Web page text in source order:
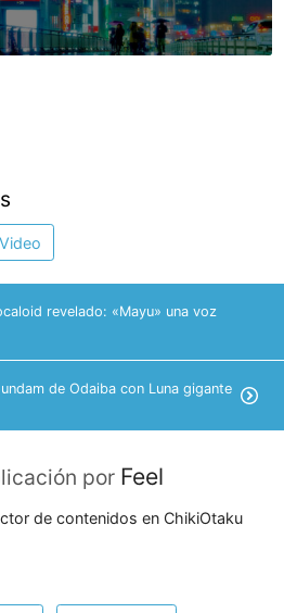
Video
revelado: «Mayu» una voz
de Odaiba con Luna gigante
por Feel
de contenidos en ChikiOtaku